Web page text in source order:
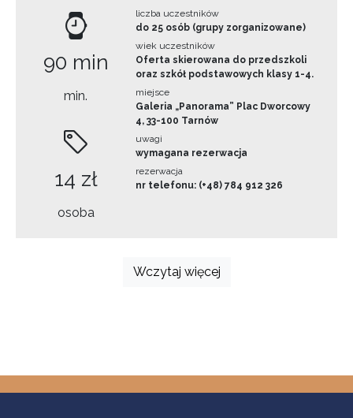
90 min
min.
14 zł
osoba
liczba uczestników
do 25 osób (grupy zorganizowane)
wiek uczestników
Oferta skierowana do przedszkoli
oraz szkół podstawowych klasy 1-4.
miejsce
Galeria „Panorama” Plac Dworcowy
4, 33-100 Tarnów
uwagi
wymagana rezerwacja
rezerwacja
nr telefonu: (+48) 784 912 326
Wczytaj więcej